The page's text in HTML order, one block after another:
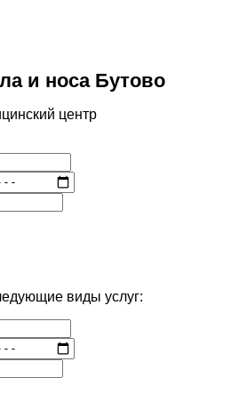
и носа Бутово
центр
виды услуг: